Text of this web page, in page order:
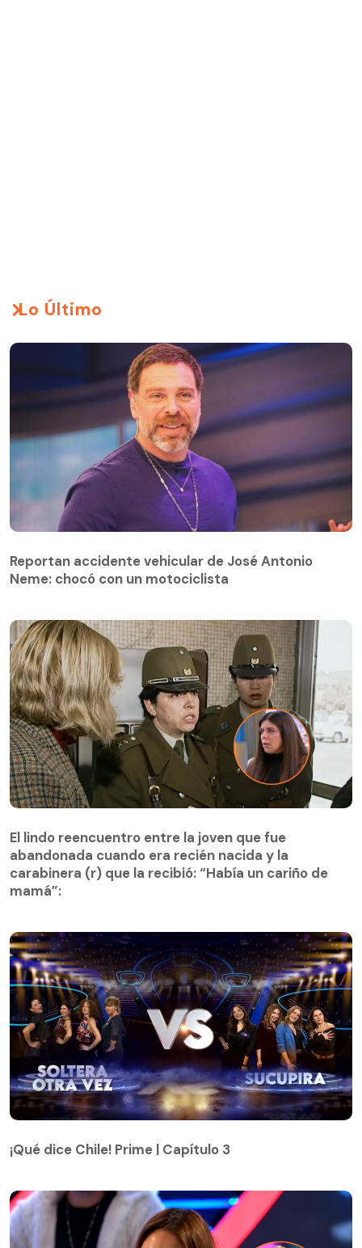
Lo Último
Reportan accidente vehicular de José Antonio
Neme: chocó con un motociclista
abandonada cuando era recién nacida y la
carabinera (r) que la recibió: “Había un cariño de
mamá”:
El lindo reencuentro entre la joven que fue
abandonada cuando era recién nacida y la
carabinera (r) que la recibió: “Había un cariño de
mamá”:
¡Qué dice Chile! Prime | Capítulo 3